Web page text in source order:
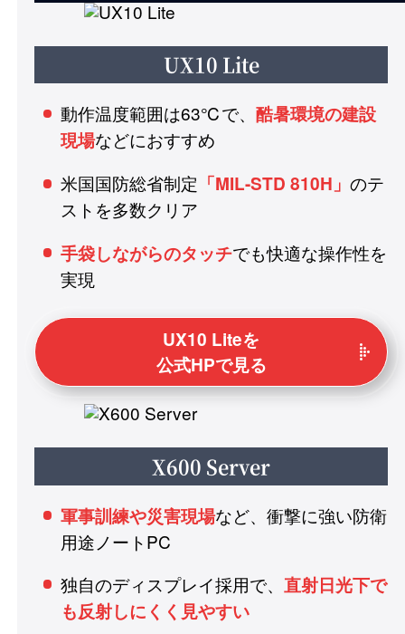
UX10 Lite
動作温度範囲は63℃で、 酷暑環境の建設
現場などにおすすめ
米国国防総省制定 「MIL-STD 810H」 のテ
ストを多数クリア
手袋しながらのタッチでも快適な操作性を
実現
UX10 Liteを
公式HPで見る
X600 Server
軍事訓練や災害現場など、衝撃に強い防衛
用途ノートPC
独自のディスプレイ採用で、 直射日光下で
も反射しにくく見やすい